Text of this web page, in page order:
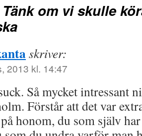
Tänk om vi skulle
skriver:
2013 kl. 14:47
Så mycket intressant
Förstår att det var
honom, du som själv